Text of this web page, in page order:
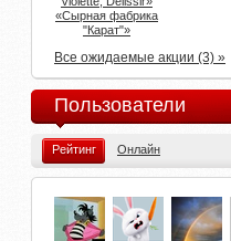
АктиБио и Актуаль, Растишка,
Простоквашино, Верный,
Семишагофф, Магнолия, Слата,
Европа, Линия, Гулливер:
лето»
«Сырная фабрика
"Карат"»
Все ожидаемые акции (3) »
Пользователи
Рейтинг Онлайн